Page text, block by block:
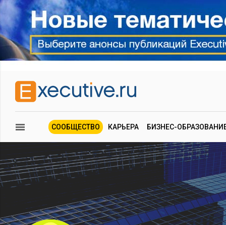
СООБЩЕСТВО КАРЬЕРА БИЗНЕС-